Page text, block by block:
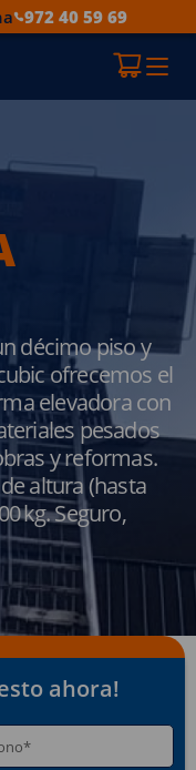
972 40 59 69
décimo piso y
ofrecemos el
elevadora con
pesados
y reformas.
altura (hasta
kg. Seguro,
ahora!